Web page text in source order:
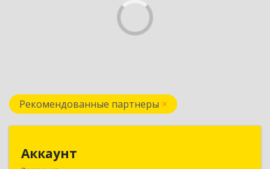
Рекомендованные партнеры
Аккаунт